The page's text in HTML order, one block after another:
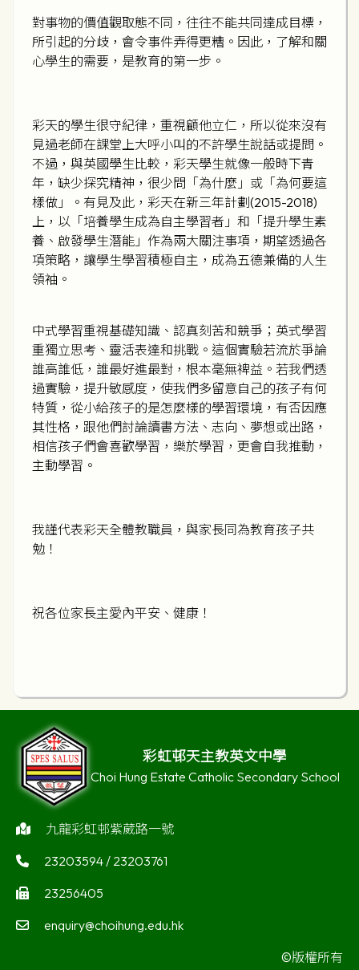
對事物的價值觀取態不同，往往不能共同達成目標，
所引起的分歧，會令事件弄得更糟。因此，了解和關
心學生的需要，是教育的第一步。
彩天的學生很守紀律，重視顧他立仁，所以從來沒有
見過老師在課堂上大呼小叫的不許學生說話或提問。
不過，與英國學生比較，彩天學生就像一般時下青
年，缺少探究精神，很少問「為什麼」或「為何要這
樣做」。有見及此，彩天在新三年計劃(2015-2018)
上，以「培養學生成為自主學習者」和「提升學生素
養、啟發學生潛能」作為兩大關注事項，期望透過各
項策略，讓學生學習積極自主，成為五德兼備的人生
領袖。
中式學習重視基礎知識、認真刻苦和競爭；英式學習
重獨立思考、靈活表達和挑戰。這個實驗若流於爭論
誰高誰低，誰最好進最對，根本毫無裨益。若我們透
過實驗，提升敏感度，使我們多留意自己的孩子有何
特質，從小給孩子的是怎麼樣的學習環境，有否因應
其性格，跟他們討論讀書方法、志向、夢想或出路，
相信孩子們會喜歡學習，樂於學習，更會自我推動，
主動學習。
我謹代表彩天全體教職員，與家長同為教育孩子共
勉！
祝各位家長主愛內平安、健康！
彩虹邨天主教英文中學
Choi Hung Estate Catholic Secondary School
九龍彩虹邨紫葳路一號
23203594 / 23203761
23256405
enquiry@choihung.edu.hk
©版權所有